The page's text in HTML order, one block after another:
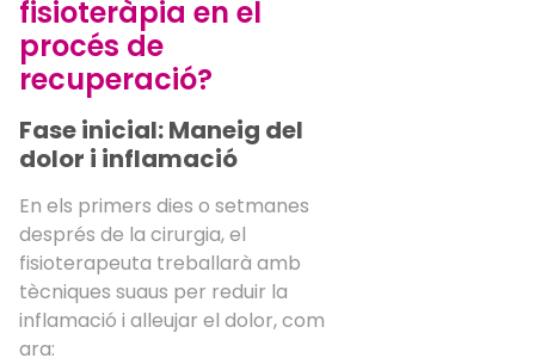
fisioteràpia en el
procés de
recuperació?
Fase inicial: Maneig del
dolor i inflamació
En els primers dies o setmanes
després de la cirurgia, el
fisioterapeuta treballarà amb
tècniques suaus per reduir la
inflamació i alleujar el dolor, com
ara: